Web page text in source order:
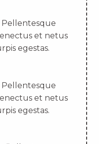
et netus
egestas.
Pellentesque
et netus
egestas.